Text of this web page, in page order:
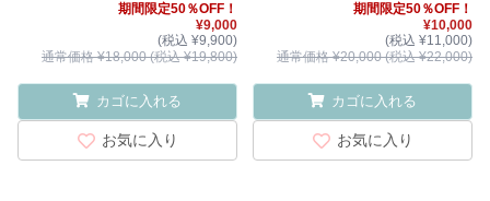
期間限定50％OFF！
¥9,000
(税込 ¥9,900)
通常価格 ¥18,000 (税込 ¥19,800)
カゴに入れる
お気に入り
期間限定50％OFF！
¥10,000
(税込 ¥11,000)
通常価格 ¥20,000 (税込 ¥22,000)
カゴに入れる
お気に入り